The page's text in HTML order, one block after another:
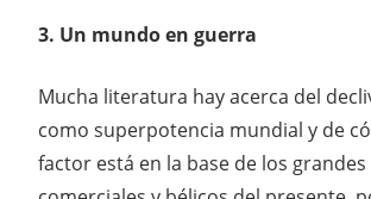
3. Un mundo en guerra
Mucha literatura hay acerca del
como superpotencia mundial y de
factor está en la base de los